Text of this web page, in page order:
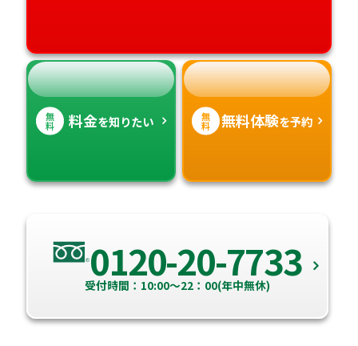
無
料 料金を知りたい 無
料 無料体験を予約
0120-20-7733
受付時間：10:00～22：00(年中無休)